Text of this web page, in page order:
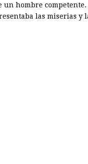
un hombre
las miserias y